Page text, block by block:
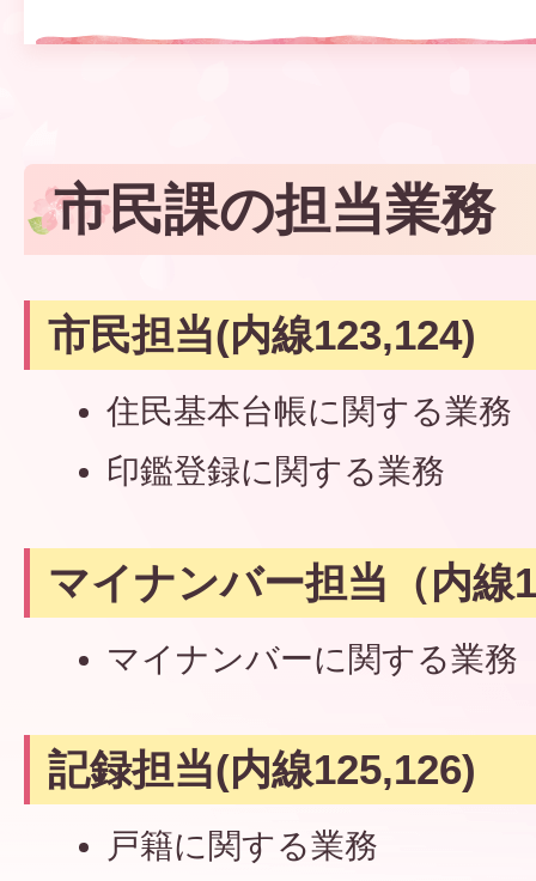
市民課の担当業務
市民担当(内線123,124)
住民基本台帳に関する業務
印鑑登録に関する業務
マイナンバー担当（内線
マイナンバーに関する業務
記録担当(内線125,126)
戸籍に関する業務